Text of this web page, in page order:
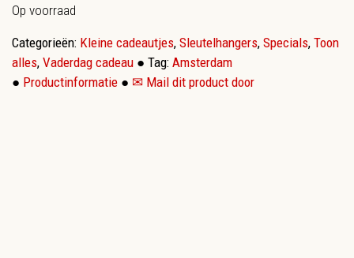
Op voorraad
Categorieën: Kleine cadeautjes, Sleutelhangers, Specials, Toon
alles, Vaderdag cadeau ● Tag: Amsterdam
● Productinformatie ● ✉ Mail dit product door